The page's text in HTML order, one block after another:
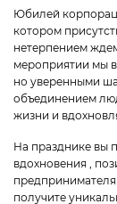
Юбилей
котором
нетерпением
мероприятии мы
но уверенными
объединением
жизни и
На празднике вы
вдохновения ,
получите